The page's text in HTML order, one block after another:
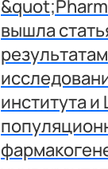
вышла
института и